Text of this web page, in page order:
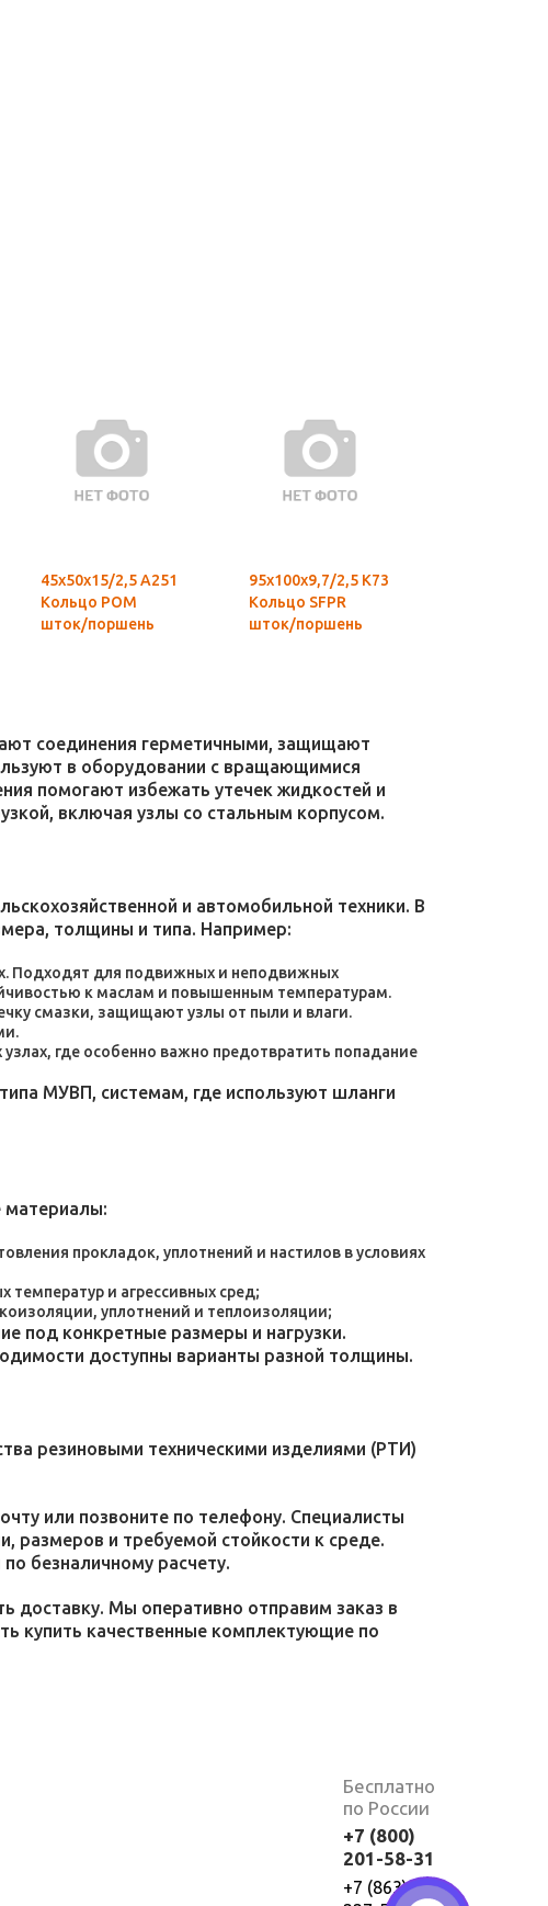
45х50х15/2,5 А251
Кольцо POM
шток/поршень
95х100х9,7/2,5 К73
Кольцо SFPR
шток/поршень
соединения герметичными, защищают
в оборудовании с вращающимися
помогают избежать утечек жидкостей и
включая узлы со стальным корпусом.
и автомобильной техники. В
толщины и типа. Например:
Подходят для подвижных и неподвижных
к маслам и повышенным температурам.
смазки, защищают узлы от пыли и влаги.
где особенно важно предотвратить попадание
МУВП, системам, где используют шланги
материалы:
прокладок, уплотнений и настилов в условиях
и агрессивных сред;
уплотнений и теплоизоляции;
под конкретные размеры и нагрузки.
доступны варианты разной толщины.
резиновыми техническими изделиями (РТИ)
или позвоните по телефону. Специалисты
размеров и требуемой стойкости к среде.
безналичному расчету.
доставку. Мы оперативно отправим заказ в
купить качественные комплектующие по
Бесплатно
по России
+7 (800)
201-58-31
+7 (863)